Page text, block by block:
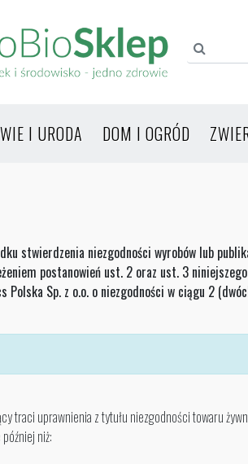
I URODA DOM I OGRÓD
stwierdzenia niezgodności wyrobów lub
postanowień ust. 2 oraz ust. 3
Polska Sp. z o.o. o niezgodności w ciągu 2
traci uprawnienia z tytułu niezgodności towaru
niż: